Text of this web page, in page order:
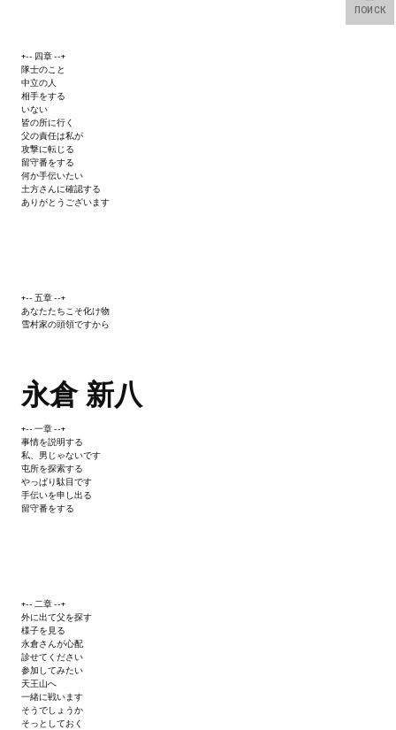
+-- 四章 --+
隊士のこと
中立の人
相手をする
いない
皆の所に行く
父の責任は私が
攻撃に転じる
留守番をする
何か手伝いたい
土方さんに確認する
ありがとうございます
+-- 五章 --+
あなたたちこそ化け物
雪村家の頭領ですから
永倉 新八
+-- 一章 --+
事情を説明する
私、男じゃないです
屯所を探索する
やっぱり駄目です
手伝いを申し出る
留守番をする
+-- 二章 --+
外に出て父を探す
様子を見る
永倉さんが心配
診せてください
参加してみたい
天王山へ
一緒に戦います
そうでしょうか
そっとしておく
ПОИСК